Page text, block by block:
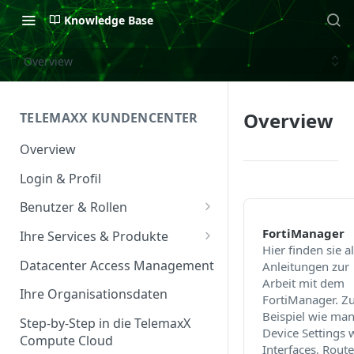
Knowledge Base
Overview
TELEMAXX KUNDENCENTER
Overview
Login & Profil
Benutzer & Rollen
Benutzer verwalten
Rollen & Rechte
Ihre Services & Produkte
Services Overview
Service Management
Service & Vertrag
Ansprechpartner &
Datacenter Access Management
Ihre Organisationsdaten
Step-by-Step in die TelemaxX
Compute Cloud
Overview
FortiManager
Hier finden sie
Anleitungen zur
Arbeit mit dem
FortiManager.
Beispiel wie man
Device Settings
Interfaces,